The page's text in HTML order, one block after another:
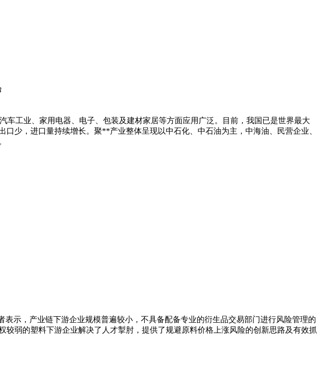
车工业、家用电器、电子、包装及建材家居等方面应用广泛。目前，我国已是世界最大
少，进口量持续增长。聚**产业整体呈现以中石化、中石油为主，中海油、民营企业、
，产业链下游企业规模普遍较小，不具备配备专业的衍生品交易部门进行风险管理的
弱的塑料下游企业解决了人才掣肘，提供了规避原料价格上涨风险的创新思路及有效抓